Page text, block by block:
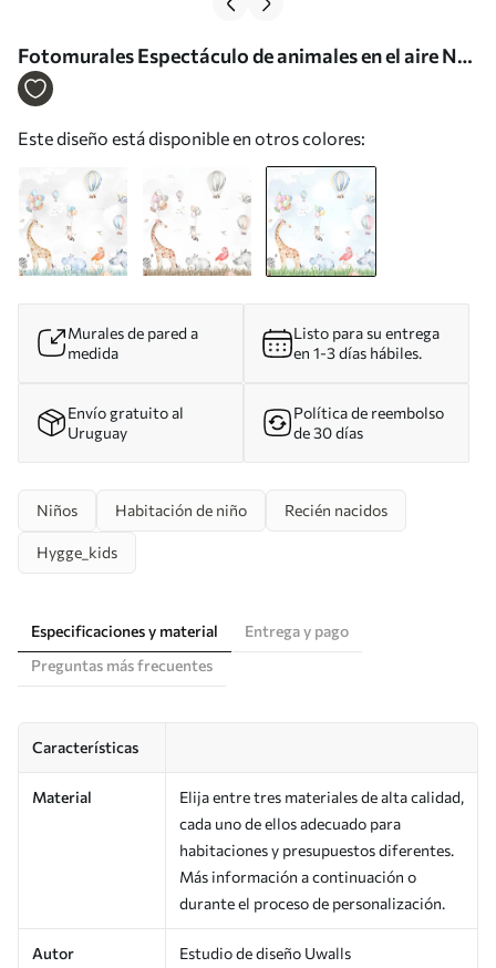
Fotomurales Espectáculo de animales en el aire Nr.
u59757v2
Este diseño está disponible en otros colores:
Murales de pared a
medida
Listo para su entrega
en 1-3 días hábiles.
Envío gratuito al
Uruguay
Política de reembolso
de 30 días
Niños Habitación de niño Recién nacidos
Hygge_kids
Especificaciones y material
Entrega y pago
Preguntas más frecuentes
Características
Material
Elija entre tres materiales de alta calidad,
cada uno de ellos adecuado para
habitaciones y presupuestos diferentes.
Más información a continuación o
durante el proceso de personalización.
Autor Estudio de diseño Uwalls